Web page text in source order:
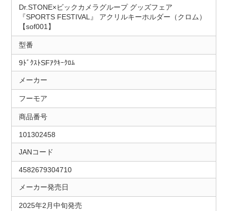
Dr.STONE×ビックカメラグループ グッズフェア
『SPORTS FESTIVAL』 アクリルキーホルダー（クロム）
【sof001】
型番
9ﾄﾞｸｽﾄSFｱｸｷｰｸﾛﾑ
メーカー
フーモア
商品番号
101302458
JANコード
4582679304710
メーカー発売日
2025年2月中旬発売